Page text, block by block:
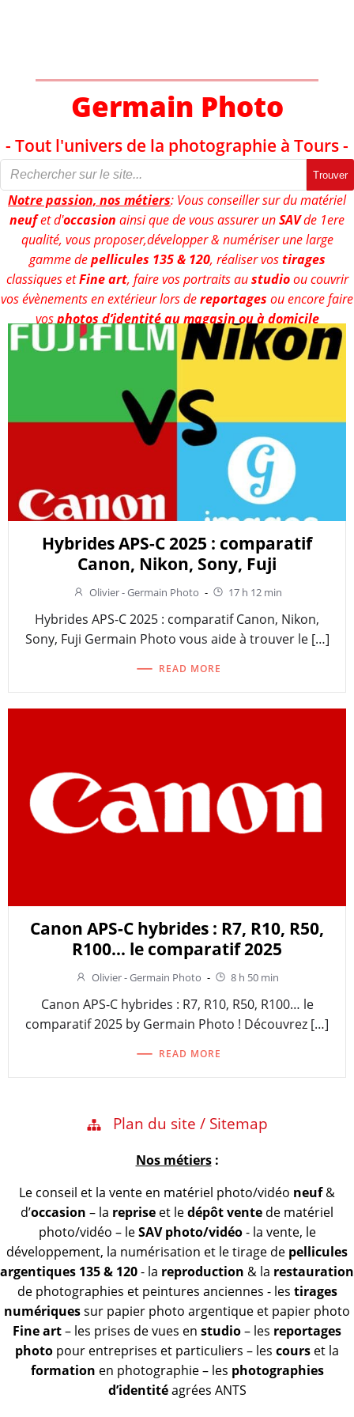
Germain Photo
- Tout l'univers de la photographie à Tours -
Trouver
Notre passion, nos métiers: Vous conseiller sur du matériel
neufet d'occasion ainsi que de vous assurer unSAVde 1ere
qualité, vous proposer,développer & numériser une large
gamme depellicules 135 & 120, réaliser vostirages
classiques etFine art, faire vos portraits austudioou couvrir
vos évènements en extérieur lors dereportages ou encore faire
vosphotos d’identité au magasin ou à domicile
Hybrides APS-C 2025 : comparatif
Canon, Nikon, Sony, Fuji
Olivier - Germain Photo - 17 h 12 min
Hybrides APS-C 2025 : comparatif Canon, Nikon,
Sony, Fuji Germain Photo vous aide à trouver le […]
READ MORE
Canon APS-C hybrides : R7, R10, R50,
R100… le comparatif 2025
Olivier - Germain Photo - 8 h 50 min
Canon APS-C hybrides : R7, R10, R50, R100… le
comparatif 2025 by Germain Photo ! Découvrez […]
READ MORE
Plan du site / Sitemap
Nos métiers:
Le conseil et la vente en matériel photo/vidéo neuf&
d’occasion – la reprise et ledépôt vente de matériel
photo/vidéo – leSAV photo/vidéo- la vente, le
développement, la numérisation et le tirage de pellicules
argentiques 135 & 120- la reproduction & la restauration
de photographies et peintures anciennes - les tirages
numériquessur papier photo argentique et papier photo
Fine art– les prises de vues en studio– les reportages
photo pour entreprises et particuliers – les cours et la
formation en photographie – les photographies
d’identitéagrées ANTS